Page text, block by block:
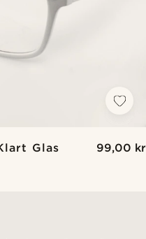
Glas 99,00 kr